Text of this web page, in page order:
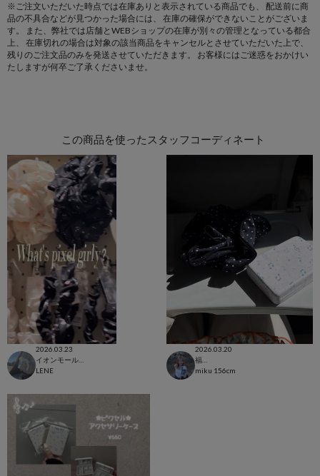
※ご注文いただいた時点では在庫ありと表示されている商品でも、
配送前に商
品の不具合などが見つかった場合には、
在庫の確保ができないことがございま
す。
また、弊社では店舗とWEBショップの在庫が別々の管理となっている都合
上、
在庫切れの場合は対象の該当商品をキャンセルとさせていただいた上で、
残りのご注文品のみを発送させていただきます。
お客様にはご迷惑をおかけい
たしますが何卒ご了承くださいませ。
この商品を使ったスタッフコーディネート
2026.03.23
LENE
2026.03.20
福岡店
miku 156cm